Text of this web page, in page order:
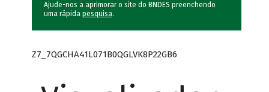
Ajude-nos a aprimorar o site do BNDES preenchendo
uma rápida pesquisa.
Z7_7QGCHA41L071B0QGLVK8P22GB6